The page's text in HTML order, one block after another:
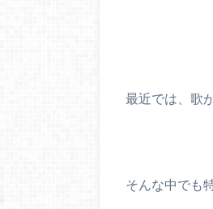
最近では、歌
そんな中でも